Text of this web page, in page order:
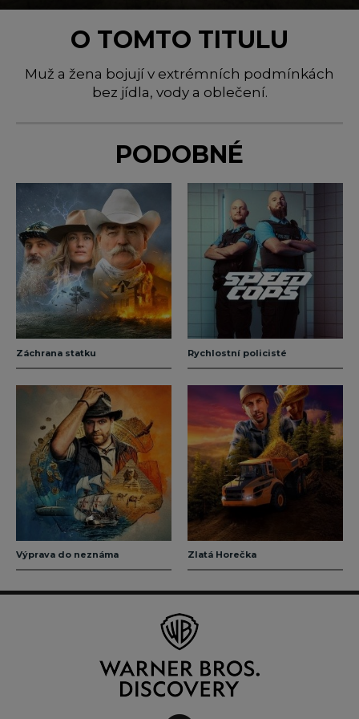
O TOMTO TITULU
Muž a žena bojují v extrémních podmínkách
bez jídla, vody a oblečení.
PODOBNÉ
Záchrana statku Rychlostní policisté
Výprava do neznáma Zlatá Horečka